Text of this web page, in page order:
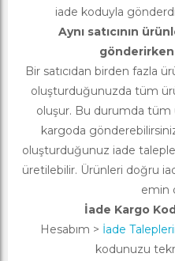
iade koduyla
Aynı satıcının
Bir satıcıdan birden fazla
oluşturduğunuzda tüm
oluşur. Bu durumda tüm
kargoda
oluşturduğunuz iade
üretilebilir. Ürünleri doğru
emin
İade Kargo
Hesabım > İade
kodunuzu